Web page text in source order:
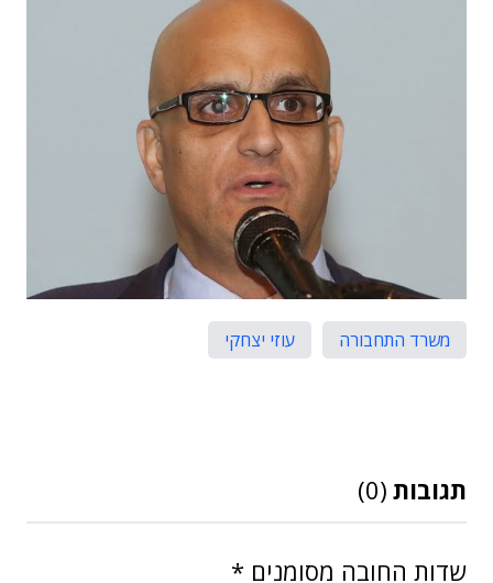
משרד התחבורה עוזי יצחקי
תגובות (0)
שדות החובה מסומנים *